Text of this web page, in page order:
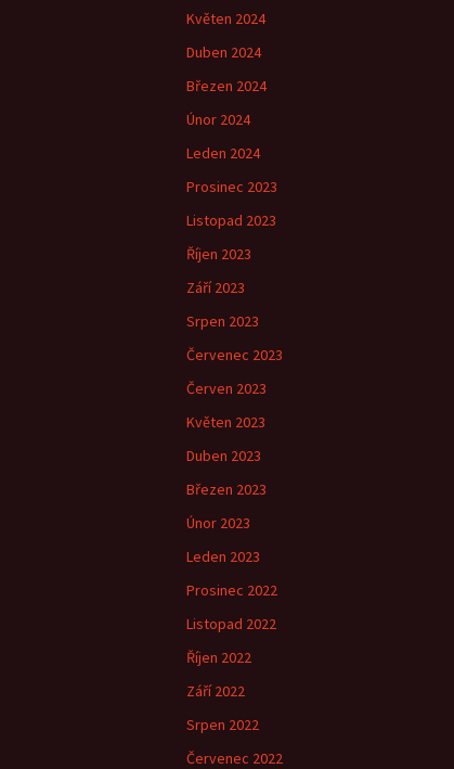
Květen 2024
Duben 2024
Březen 2024
Únor 2024
Leden 2024
Prosinec 2023
Listopad 2023
Říjen 2023
Září 2023
Srpen 2023
Červenec 2023
Červen 2023
Květen 2023
Duben 2023
Březen 2023
Únor 2023
Leden 2023
Prosinec 2022
Listopad 2022
Říjen 2022
Září 2022
Srpen 2022
Červenec 2022